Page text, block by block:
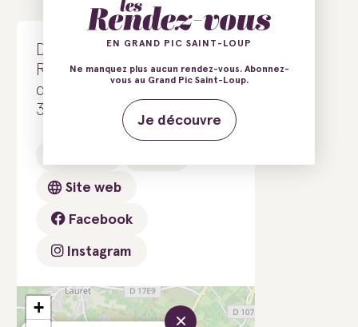
Domaine UMA
Route de la Chapelle
d'Aleyrac
34270 Valflaunès
Site web
Facebook
Instagram
×
+
EN GRAND PIC SAINT-LOUP
Ne manquez plus aucun rendez-vous. Abonnez-
vous au Grand Pic Saint-Loup.
Je découvre